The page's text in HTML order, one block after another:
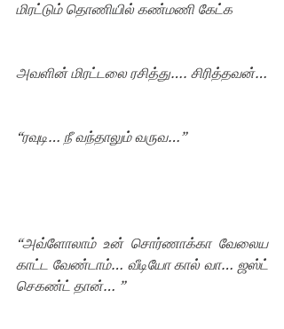
மிரட்டும் தொணியில் கண்மணி கேட்க
அவளின் மிரட்டலை ரசித்து…. சிரித்தவன்…
“ரவுடி… நீ வந்தாலும் வருவ…”
“அவ்ளோலாம் உன் சொர்ணாக்கா வேலைய
காட்ட வேண்டாம்… வீடியோ கால் வா… ஜஸ்ட்
செகண்ட் தான்… ”